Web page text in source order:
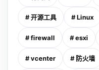
# 开源工具 # Linux
# firewall # esxi
# vcenter # 防火墙